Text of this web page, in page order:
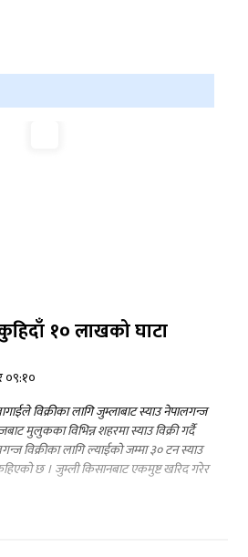
१० लाखको घाटा
०९:१०
विक्रीका लागि जुम्लाबाट स्याउ नेपालगन्ज
मुलुकका विभिन्न शहरमा स्याउ विक्री गर्दै
विक्रीका लागि ल्याईको जम्मा ३० टन स्याउ
छ । जुम्ली किसानबाट एकमुष्ट खरिद गरेर